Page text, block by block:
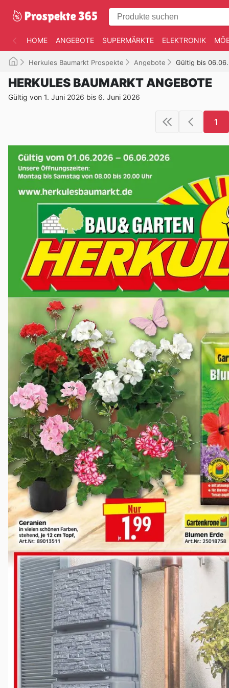
HOME ANGEBOTE SUPERMÄRKTE ELEKTRONIK
Herkules Baumarkt Prospekte Angebote Gültig bis
HERKULES BAUMARKT ANGEBOTE
Gültig von 1. Juni 2026 bis 6. Juni 2026
1